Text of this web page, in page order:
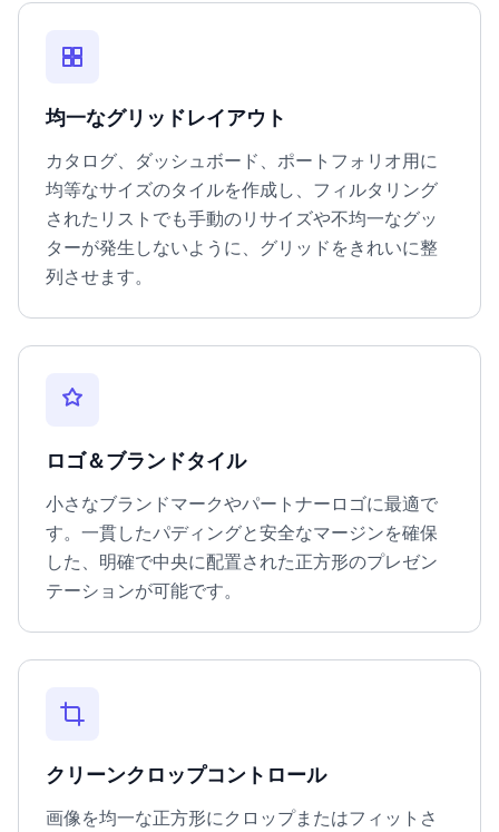
均一なグリッドレイアウト
カタログ、ダッシュボード、ポートフォリオ用に
均等なサイズのタイルを作成し、フィルタリング
されたリストでも手動のリサイズや不均一なグッ
ターが発生しないように、グリッドをきれいに整
列させます。
ロゴ＆ブランドタイル
小さなブランドマークやパートナーロゴに最適で
す。一貫したパディングと安全なマージンを確保
した、明確で中央に配置された正方形のプレゼン
テーションが可能です。
クリーンクロップコントロール
画像を均一な正方形にクロップまたはフィットさ